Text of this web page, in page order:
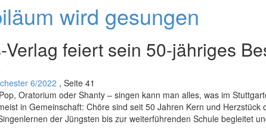
wird gesungen
Verlag feiert sein 50-jähriges
6/2022 , Seite 41
Oratorium oder Shanty – singen kann man alles, was im
in Gemeinschaft: Chöre sind seit 50 Jahren Kern und Herzstück
der Jüngsten bis zur weiterführenden Schule begleitet